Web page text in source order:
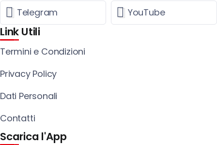
Telegram YouTube
Link Utili
Termini e Condizioni
Privacy Policy
Dati Personali
Contatti
Scarica l'App